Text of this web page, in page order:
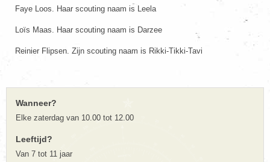
Faye Loos. Haar scouting naam is Leela
Loïs Maas. Haar scouting naam is Darzee
Reinier Flipsen. Zijn scouting naam is Rikki-Tikki-Tavi
Wanneer?
Elke zaterdag van 10.00 tot 12.00
Leeftijd?
Van 7 tot 11 jaar